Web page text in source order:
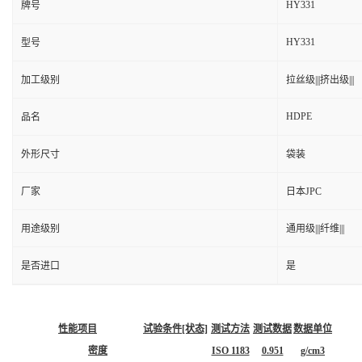
牌号 HY331
型号 HY331
加工级别 拉丝级|||挤出级|||
品名 HDPE
外形尺寸 袋装
厂家 日本JPC
用途级别 通用级|||纤维|||
是否进口 是
性能项目 试验条件[状态] 测试方法 测试数据数据单位
密度
ISO 1183 0.951 g/cm3